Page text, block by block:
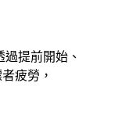
提前開始、
疲勞，